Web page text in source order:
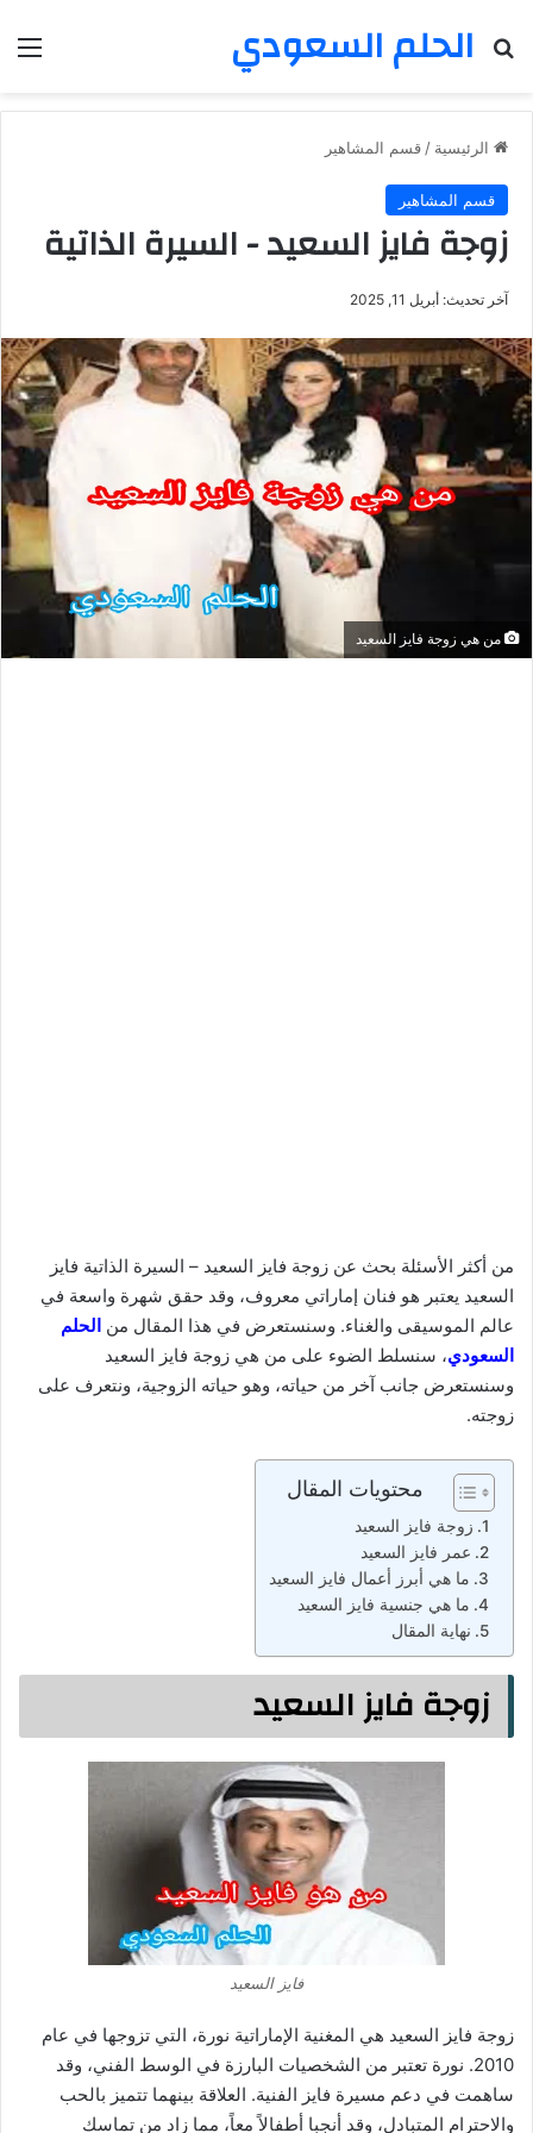
الحلم السعودي
بحث عن
الرئيسية / قسم المشاهير
قسم المشاهير
زوجة فايز السعيد - السيرة الذاتية
آخر تحديث: أبريل 11, 2025
من هي زوجة فايز السعيد
من أكثر الأسئلة بحث عن زوجة فايز السعيد – السيرة الذاتية فايز
السعيد يعتبر هو فنان إماراتي معروف، وقد حقق شهرة واسعة في
عالم الموسيقى والغناء. وسنستعرض في هذا المقال من الحلم
السعودي، سنسلط الضوء على من هي زوجة فايز السعيد
وسنستعرض جانب آخر من حياته، وهو حياته الزوجية، ونتعرف على
زوجته.
محتويات المقال
زوجة فايز السعيد
عمر فايز السعيد
ما هي أبرز أعمال فايز السعيد
ما هي جنسية فايز السعيد
نهاية المقال
زوجة فايز السعيد
فايز السعيد
زوجة فايز السعيد هي المغنية الإماراتية نورة، التي تزوجها في عام
2010. نورة تعتبر من الشخصيات البارزة في الوسط الفني، وقد
ساهمت في دعم مسيرة فايز الفنية. العلاقة بينهما تتميز بالحب
والاحترام المتبادل، وقد أنجبا أطفالاً معاً، مما زاد من تماسك